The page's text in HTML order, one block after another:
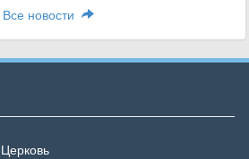
Все новости